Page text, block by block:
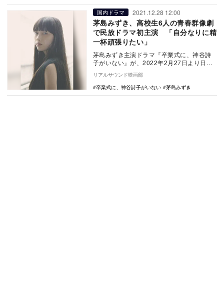
国内ドラマ 2021.12.28 12:00
茅島みずき、高校生6人の青春群像劇
で民放ドラマ初主演 「自分なりに精
一杯頑張りたい」
茅島みずき主演ドラマ『卒業式に、神谷詩
子がいない』が、2022年2月27日より日本
リアルサウンド映画部
卒業式に、神谷詩子がいない
茅島みずき